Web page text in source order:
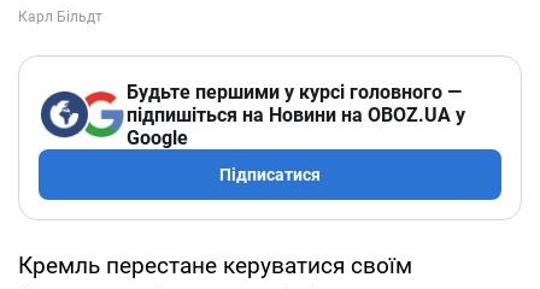
Будьте першими у курсі головного —
підпишіться на Новини на OBOZ.UA у
Google
Підписатися
Кремль перестане керуватися своїм